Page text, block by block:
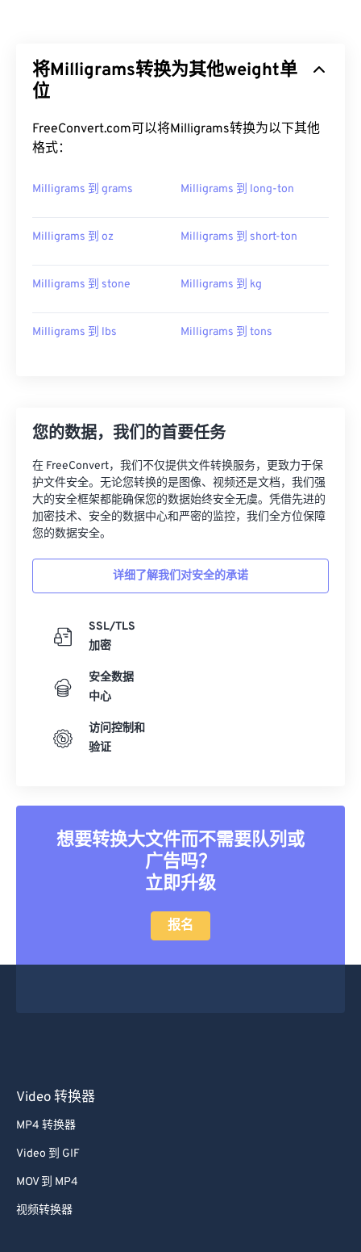
将Milligrams转换为其他weight单
位
FreeConvert.com可以将Milligrams转换为以下其他
格式：
Milligrams 到 grams Milligrams 到 long-ton
Milligrams 到 oz Milligrams 到 short-ton
Milligrams 到 stone Milligrams 到 kg
Milligrams 到 lbs Milligrams 到 tons
您的数据，我们的首要任务
在 FreeConvert，我们不仅提供文件转换服务，更致力于保
护文件安全。无论您转换的是图像、视频还是文档，我们强
大的安全框架都能确保您的数据始终安全无虞。凭借先进的
加密技术、安全的数据中心和严密的监控，我们全方位保障
您的数据安全。
详细了解我们对安全的承诺
SSL/TLS
加密
安全数据
中心
访问控制和
验证
想要转换大文件而不需要队列或
广告吗？
立即升级
报名
Video 转换器
MP4 转换器
Video 到 GIF
MOV 到 MP4
视频转换器